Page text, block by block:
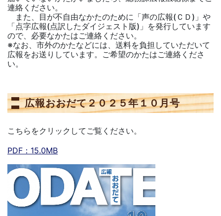
連絡ください。
また、目が不自由なかたのために「声の広報(ＣＤ)」や
「点字広報(点訳したダイジェスト版)」を発行しています
ので、必要なかたはご連絡ください。
※なお、市外のかたなどには、送料を負担していただいて
広報をお送りしています。ご希望のかたはご連絡くださ
い。
広報おおだて２０２５年１０月号
こちらをクリックしてご覧ください。
PDF：15.0MB